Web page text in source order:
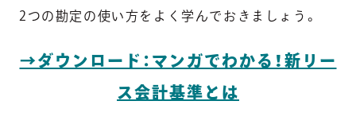
2つの勘定の使い方をよく学んでおきましょう。
→ダウンロード：マンガでわかる！新リー
ス会計基準とは